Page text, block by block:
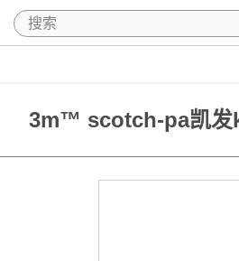
3m™ scotch-pa凯发